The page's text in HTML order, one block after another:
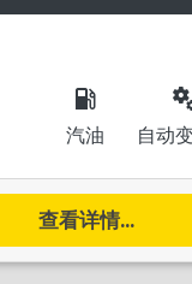
local_gas_station
汽油 自动
查看详情...